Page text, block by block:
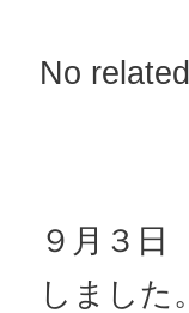
No
９月３
しました